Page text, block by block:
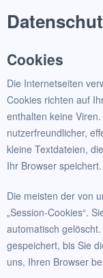
Cookies
Die Internetseiten
Cookies richten auf
enthalten keine
nutzerfreundlicher,
kleine Textdateien,
Ihr Browser speichert.
Die meisten der von
„Session-Cookies“.
automatisch
gespeichert, bis Sie
uns, Ihren Browser